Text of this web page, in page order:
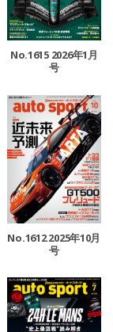
No.1615 2026年1月
号
No.1612 2025年10月
号